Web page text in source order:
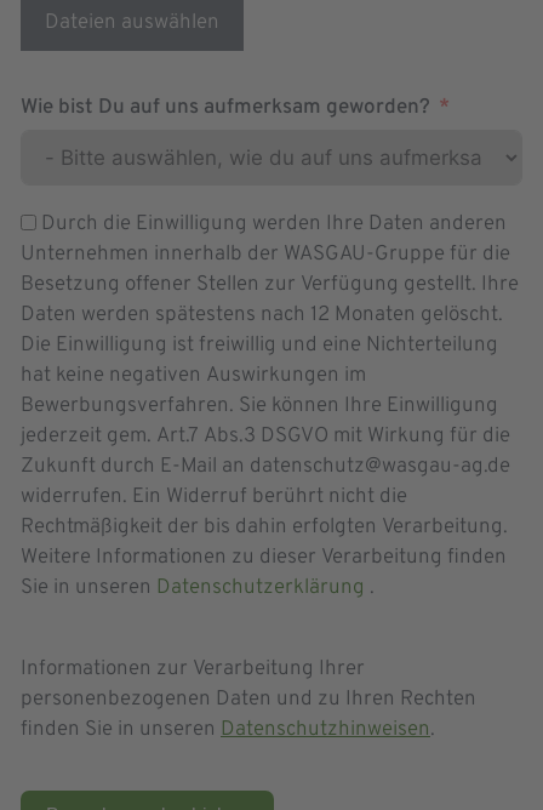
Dateien auswählen
Wie bist Du auf uns aufmerksam geworden?
Durch die Einwilligung werden Ihre Daten anderen
Unternehmen innerhalb der WASGAU-Gruppe für die
Besetzung offener Stellen zur Verfügung gestellt. Ihre
Daten werden spätestens nach 12 Monaten gelöscht.
Die Einwilligung ist freiwillig und eine Nichterteilung
hat keine negativen Auswirkungen im
Bewerbungsverfahren. Sie können Ihre Einwilligung
jederzeit gem. Art.7 Abs.3 DSGVO mit Wirkung für die
Zukunft durch E-Mail an datenschutz@wasgau-ag.de
widerrufen. Ein Widerruf berührt nicht die
Rechtmäßigkeit der bis dahin erfolgten Verarbeitung.
Weitere Informationen zu dieser Verarbeitung finden
Sie in unseren Datenschutzerklärung .
Informationen zur Verarbeitung Ihrer
personenbezogenen Daten und zu Ihren Rechten
finden Sie in unseren Datenschutzhinweisen.